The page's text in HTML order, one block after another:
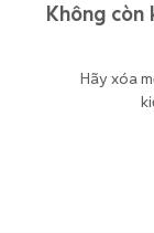
Không còn
Hãy xóa